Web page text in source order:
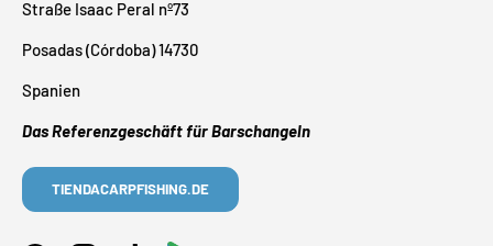
Straße Isaac Peral nº73
Posadas (Córdoba) 14730
Spanien
Das Referenzgeschäft für Barschangeln
TIENDACARPFISHING.DE